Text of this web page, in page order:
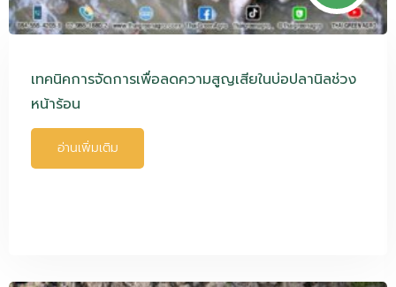
เทคนิคการจัดการเพื่อลดความสูญเสียในบ่อปลานิลช่วง
หน้าร้อน
อ่านเพิ่มเติม